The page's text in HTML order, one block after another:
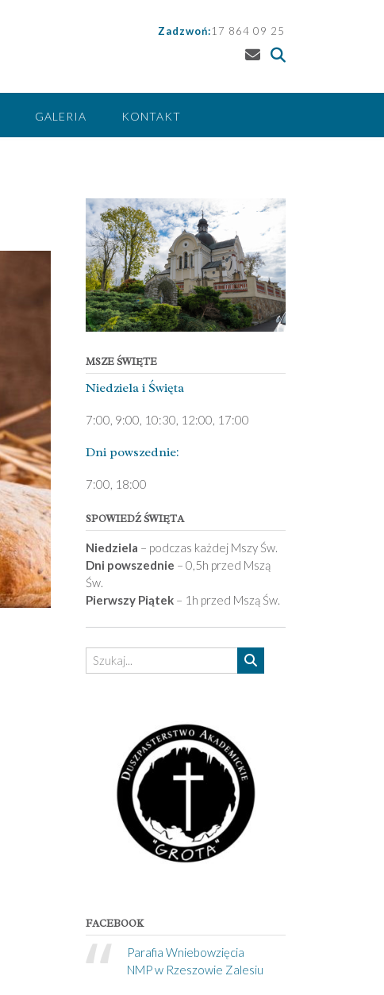
Zadzwoń:17 864 09 25
GALERIA KONTAKT
MSZE ŚWIĘTE
Niedziela ­i Święta
7:00, 9:00, 10:30, 12:00, 17:00
Dni pows­zednie:
7­:00, 18:00­
SPOWIEDŹ ŚWIĘTA
Niedziela – podczas każdej Mszy Św.
Dni powszednie – 0,5h przed Mszą
Św.
Pierwszy Piątek– 1h przed Mszą Św.
FACEBOOK
Parafia Wniebowzięcia
NMP w Rzeszowie Zalesiu